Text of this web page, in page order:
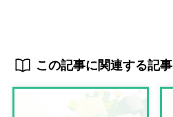
この記事に関連する記事